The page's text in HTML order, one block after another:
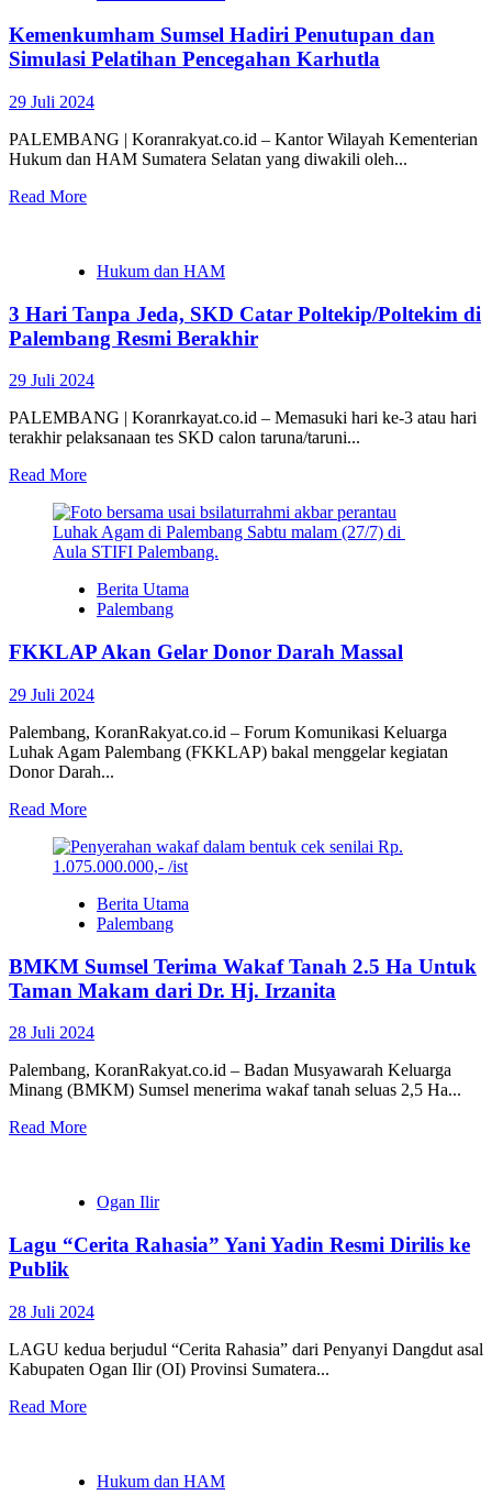
Kemenkumham Sumsel Hadiri Penutupan dan
Simulasi Pelatihan Pencegahan Karhutla
29 Juli 2024
PALEMBANG | Koranrakyat.co.id – Kantor Wilayah Kementerian
Hukum dan HAM Sumatera Selatan yang diwakili oleh...
Read More
Hukum dan HAM
3 Hari Tanpa Jeda, SKD Catar Poltekip/Poltekim di
Palembang Resmi Berakhir
29 Juli 2024
PALEMBANG | Koranrkayat.co.id – Memasuki hari ke-3 atau hari
terakhir pelaksanaan tes SKD calon taruna/taruni...
Read More
Berita Utama
Palembang
FKKLAP Akan Gelar Donor Darah Massal
29 Juli 2024
Palembang, KoranRakyat.co.id – Forum Komunikasi Keluarga
Luhak Agam Palembang (FKKLAP) bakal menggelar kegiatan
Donor Darah...
Read More
Berita Utama
Palembang
BMKM Sumsel Terima Wakaf Tanah 2.5 Ha Untuk
Taman Makam dari Dr. Hj. Irzanita
28 Juli 2024
Palembang, KoranRakyat.co.id – Badan Musyawarah Keluarga
Minang (BMKM) Sumsel menerima wakaf tanah seluas 2,5 Ha...
Read More
Ogan Ilir
Lagu “Cerita Rahasia” Yani Yadin Resmi Dirilis ke
Publik
28 Juli 2024
LAGU kedua berjudul “Cerita Rahasia” dari Penyanyi Dangdut asal
Kabupaten Ogan Ilir (OI) Provinsi Sumatera...
Read More
Hukum dan HAM